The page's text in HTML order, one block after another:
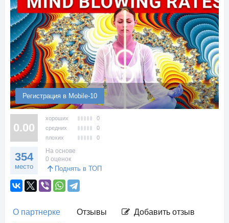
Регистрация в Mobile-10
0.00
хороших
0
средних
0
плохих
0
354
место
На основе
0 оценок
Поднять в ТОП
О партнерке Отзывы Добавить отзыв